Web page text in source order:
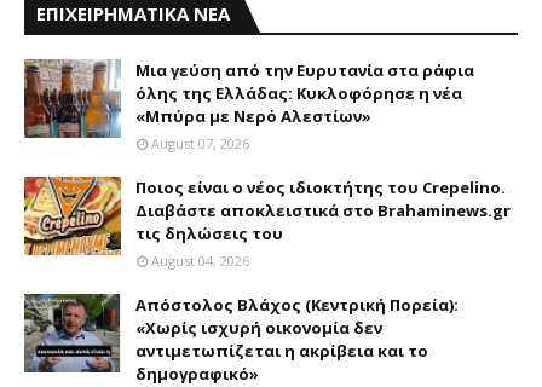
ΕΠΙΧΕΙΡΗΜΑΤΙΚΑ ΝΕΑ
Mια γεύση από την Eυρυτανία στα ράφια
όλης της Ελλάδας: Κυκλοφόρησε η νέα
«Μπύρα με Nερό Aλεστίων»
August 07, 2026
Ποιος είναι ο νέος ιδιοκτήτης του Crepelino.
Διαβάστε αποκλειστικά στο Brahaminews.gr
τις δηλώσεις του
August 04, 2026
Απόστολος Βλάχος (Κεντρική Πορεία):
«Χωρίς ισχυρή οικονομία δεν
αντιμετωπίζεται η ακρίβεια και το
δημογραφικό»